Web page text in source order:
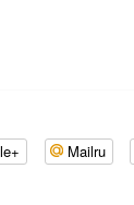
Mailru